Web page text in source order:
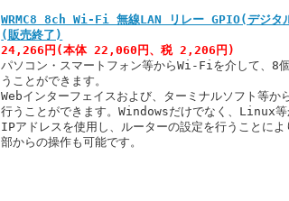
WRMC8 8ch Wi-Fi 無線LAN リレー GPIO(デジタ
(販売終了)
24,266円(本体 22,060円、税 2,206円)
パソコン・スマートフォン等からWi-Fiを介して、8
うことができます。
Webインターフェイスおよび、ターミナルソフト等か
行うことができます。Windowsだけでなく、Linux
IPアドレスを使用し、ルーターの設定を行うことに
部からの操作も可能です。